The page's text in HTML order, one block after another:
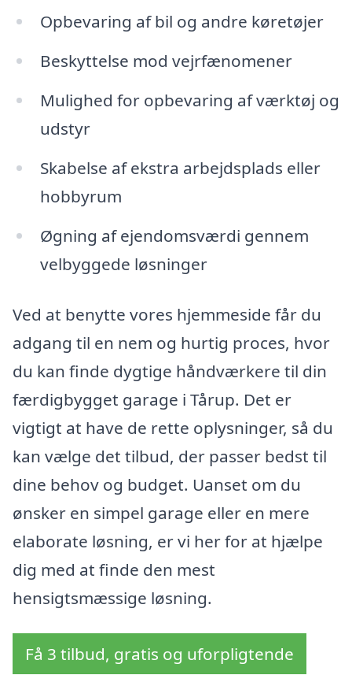
Opbevaring af bil og andre køretøjer
Beskyttelse mod vejrfænomener
Mulighed for opbevaring af værktøj og
udstyr
Skabelse af ekstra arbejdsplads eller
hobbyrum
Øgning af ejendomsværdi gennem
velbyggede løsninger
Ved at benytte vores hjemmeside får du
adgang til en nem og hurtig proces, hvor
du kan finde dygtige håndværkere til din
færdigbygget garage i Tårup. Det er
vigtigt at have de rette oplysninger, så du
kan vælge det tilbud, der passer bedst til
dine behov og budget. Uanset om du
ønsker en simpel garage eller en mere
elaborate løsning, er vi her for at hjælpe
dig med at finde den mest
hensigtsmæssige løsning.
Få 3 tilbud, gratis og uforpligtende